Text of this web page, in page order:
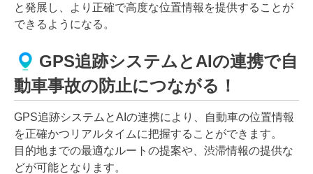
と発展し、より正確で高度な位置情報を提供することが
できるようになる。
GPS追跡システムとAIの連携で自
動車事故の防止につながる！
GPS追跡システムとAIの連携により、自動車の位置情報
を正確かつリアルタイムに把握することができます。
目的地までの最適なルートの提案や、渋滞情報の提供な
どが可能となります。